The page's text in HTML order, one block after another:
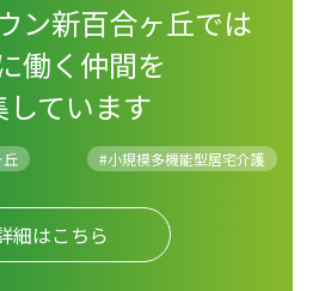
ン新百合ヶ丘では
働く仲間を
しています
丘 #小規模多機能型居宅介護
細はこちら